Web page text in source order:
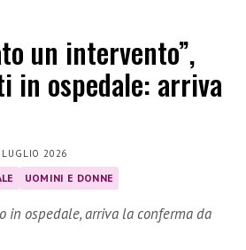
un intervento”,
in ospedale: arriva
LUGLIO 2026
UOMINI E DONNE
in ospedale, arriva la conferma da